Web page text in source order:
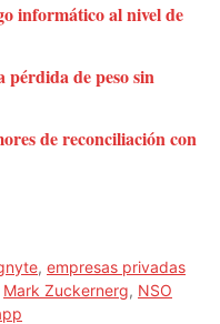
informático al nivel de
pérdida de peso sin
de reconciliación con
, empresas privadas
Mark Zuckernerg, NSO